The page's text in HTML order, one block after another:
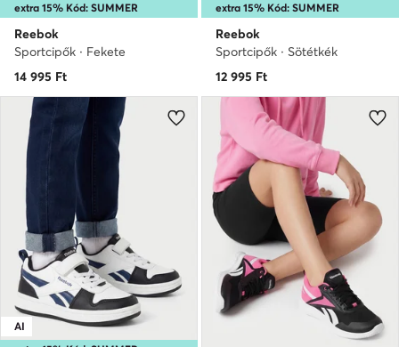
extra 15% Kód: SUMMER
Reebok
Sportcipők · Fekete
14 995 Ft
extra 15% Kód: SUMMER
Reebok
Sportcipők · Sötétkék
12 995 Ft
AI